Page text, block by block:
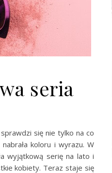
seria
się nie tylko na co
koloru i wyrazu. W
wyjątkową serię na lato i
kobiety. Teraz staje się